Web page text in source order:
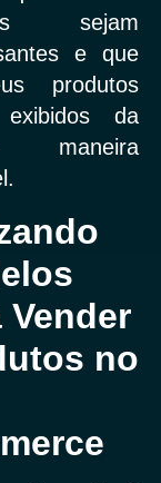
sejam
e que
produtos
da
maneira
Vender
no